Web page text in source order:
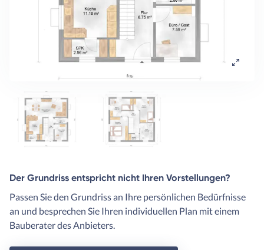
Der Grundriss entspricht nicht Ihren Vorstellungen?
Passen Sie den Grundriss an Ihre persönlichen Bedürfnisse
an und besprechen Sie Ihren individuellen Plan mit einem
Bauberater des Anbieters.